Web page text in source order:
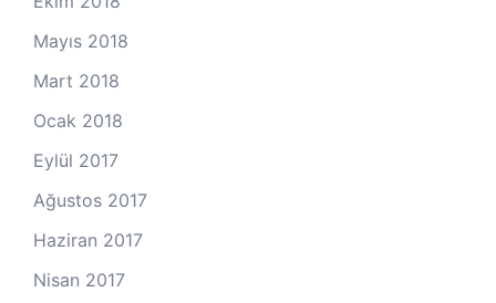
Mayıs 2018
Mart 2018
Ocak 2018
Eylül 2017
Ağustos 2017
Haziran 2017
Nisan 2017